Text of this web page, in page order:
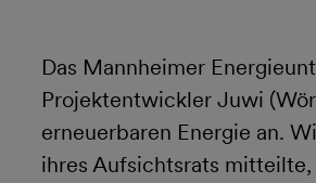
Das Mannheimer
Projektentwickler Juwi
erneuerbaren Energie an.
ihres Aufsichtsrats